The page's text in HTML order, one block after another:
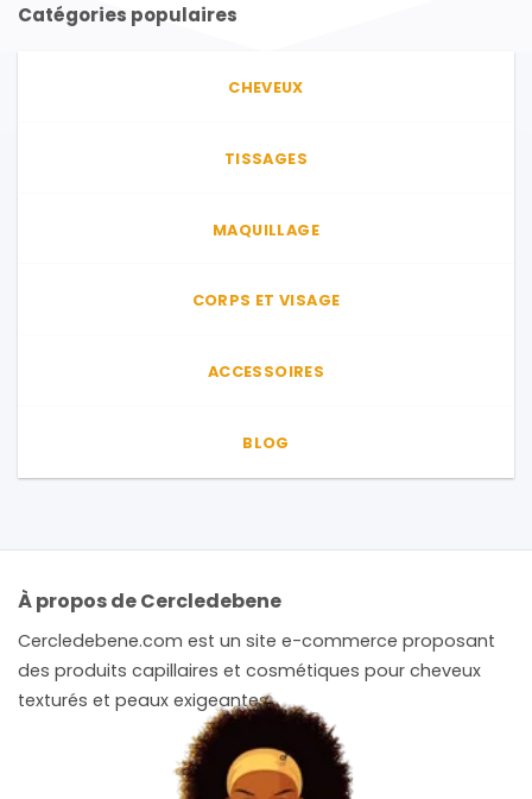
Catégories populaires
CHEVEUX
TISSAGES
MAQUILLAGE
CORPS ET VISAGE
ACCESSOIRES
BLOG
À propos de Cercledebene
Cercledebene.com est un site e-commerce proposant
des produits capillaires et cosmétiques pour cheveux
texturés et peaux exigeantes.